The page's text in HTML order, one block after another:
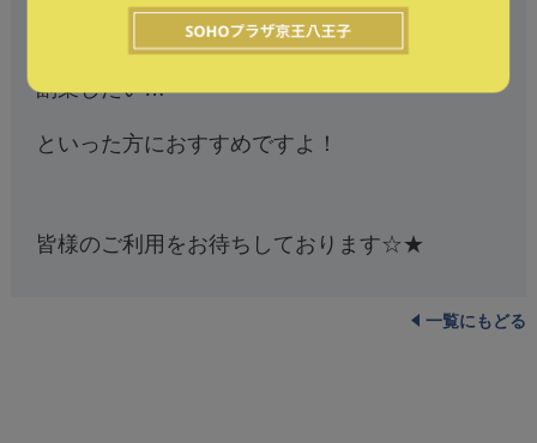
土日に仕事を終わらせたい…
副業したい…
といった方におすすめですよ！
皆様のご利用をお待ちしております☆★
一覧にもどる